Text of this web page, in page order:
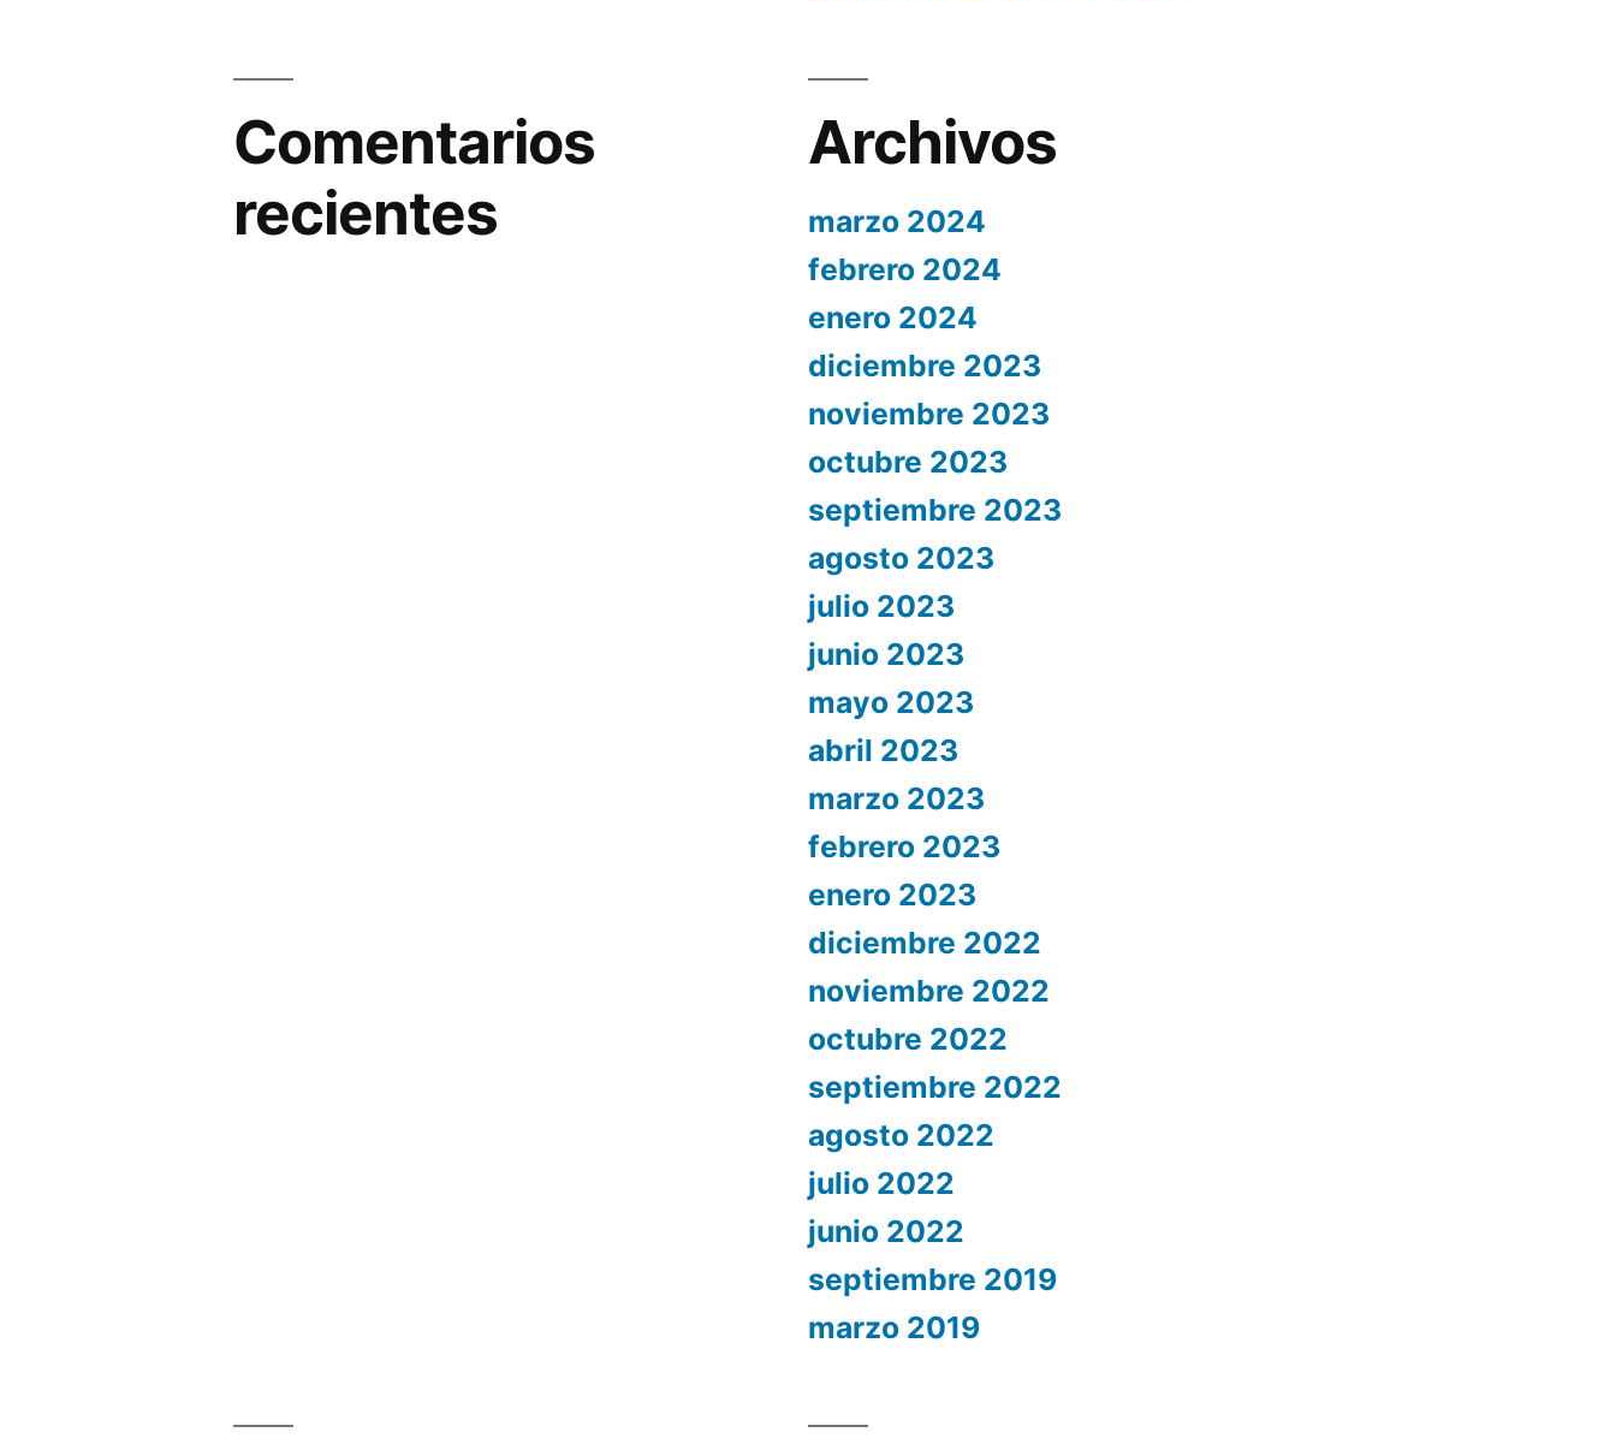
Comentarios
recientes
Archivos
marzo 2024
febrero 2024
enero 2024
diciembre 2023
noviembre 2023
octubre 2023
septiembre 2023
agosto 2023
julio 2023
junio 2023
mayo 2023
abril 2023
marzo 2023
febrero 2023
enero 2023
diciembre 2022
noviembre 2022
octubre 2022
septiembre 2022
agosto 2022
julio 2022
junio 2022
septiembre 2019
marzo 2019